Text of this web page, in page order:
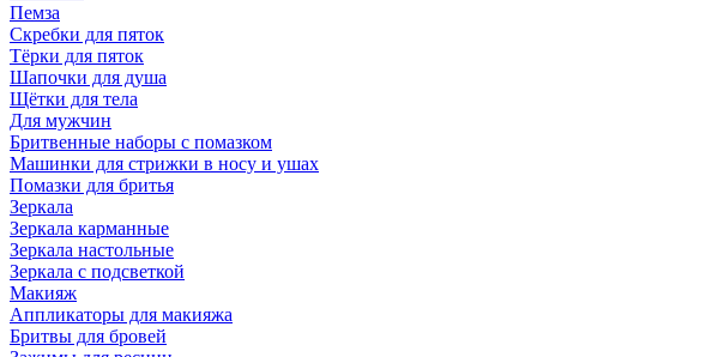
Пемза
Скребки для пяток
Тёрки для пяток
Шапочки для душа
Щётки для тела
Для мужчин
Бритвенные наборы с помазком
Машинки для стрижки в носу и ушах
Помазки для бритья
Зеркала
Зеркала карманные
Зеркала настольные
Зеркала с подсветкой
Макияж
Аппликаторы для макияжа
Бритвы для бровей